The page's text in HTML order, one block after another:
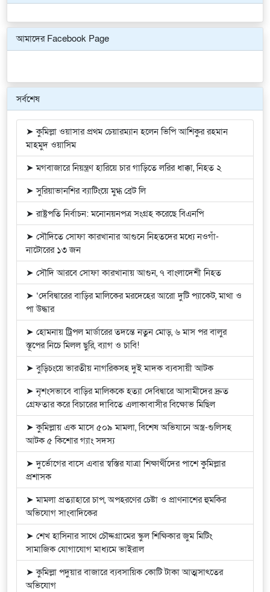
আমাদের Facebook Page
সর্বশেষ
➤ কুমিল্লা ওয়াসার প্রথম চেয়ারম্যান হলেন ভিপি আশিকুর রহমান
মাহমুদ ওয়াসিম
➤ মগবাজারে নিয়ন্ত্রণ হারিয়ে চার গাড়িতে লরির ধাক্কা, নিহত ২
➤ সুরিয়াভানশির ব্যাটিংয়ে মুগ্ধ ব্রেট লি
➤ রাষ্ট্রপতি নির্বাচন: মনোনয়নপত্র সংগ্রহ করেছে বিএনপি
➤ সৌদিতে সোফা কারখানার আগুনে নিহতদের মধ্যে নওগাঁ-
নাটোরের ১৩ জন
➤ সৌদি আরবে সোফা কারখানায় আগুন, ৭ বাংলাদেশী নিহত
➤ ‘দেবিদ্বারের বাড়ির মালিকের মরদেহের আরো দুটি প্যাকেট, মাথা ও
পা উদ্ধার
➤ হোমনায় ট্রিপল মার্ডারের তদন্তে নতুন মোড়, ৬ মাস পর বালুর
স্তূপের নিচে মিলল ছুরি, ব্যাগ ও চাবি!
➤ বুড়িচংয়ে ভারতীয় নাগরিকসহ দুই মাদক ব্যবসায়ী আটক
➤ নৃশংসভাবে বাড়ির মালিককে হত্যা দেবিদ্বারে আসামীদের দ্রুত
গ্রেফতার করে বিচারের দাবিতে এলাকাবাসীর বিক্ষোভ মিছিল
➤ কুমিল্লায় এক মাসে ৫০৯ মামলা, বিশেষ অভিযানে অস্ত্র-গুলিসহ
আটক ৫ কিশোর গ্যাং সদস্য
➤ দুর্ভোগের বাসে এবার স্বস্তির যাত্রা শিক্ষার্থীদের পাশে কুমিল্লার
প্রশাসক
➤ মামলা প্রত্যাহারে চাপ, অপহরণের চেষ্টা ও প্রাণনাশের হুমকির
অভিযোগ সাংবাদিকের
➤ শেখ হাসিনার সাথে চৌদ্দগ্রামের স্কুল শিক্ষিকার জুম মিটিং
সামাজিক যোগাযোগ মাধ্যমে ভাইরাল
➤ কুমিল্লা পদুয়ার বাজারে ব্যবসায়িক কোটি টাকা আত্মসাৎতের
অভিযোগ